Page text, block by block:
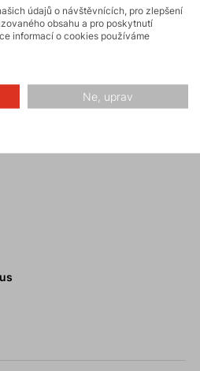
a
údajů o návštěvnících, pro zlepšení
obsahu a pro poskytnutí
informací o cookies používáme
Ne, uprav